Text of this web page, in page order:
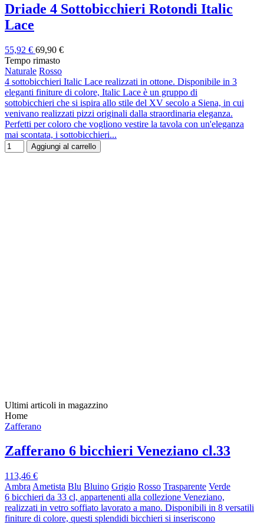
Driade 4 Sottobicchieri Rotondi Italic
Lace
55,92 € 69,90 €
Tempo rimasto
Naturale Rosso
4 sottobicchieri Italic Lace realizzati in ottone. Disponibile in 3
eleganti finiture di colore, Italic Lace è un gruppo di
sottobicchieri che si ispira allo stile del XV secolo a Siena, in cui
venivano realizzati pizzi originali dalla straordinaria eleganza.
Perfetti per coloro che vogliono vestire la tavola con un'eleganza
mai scontata, i sottobicchieri...
Aggiungi al carrello
Ultimi articoli in magazzino
Home
Zafferano
Zafferano 6 bicchieri Veneziano cl.33
113,46 €
Ambra Ametista Blu Bluino Grigio Rosso Trasparente Verde
6 bicchieri da 33 cl, appartenenti alla collezione Veneziano,
realizzati in vetro soffiato lavorato a mano. Disponibili in 8 versatili
finiture di colore, questi splendidi bicchieri si inseriscono